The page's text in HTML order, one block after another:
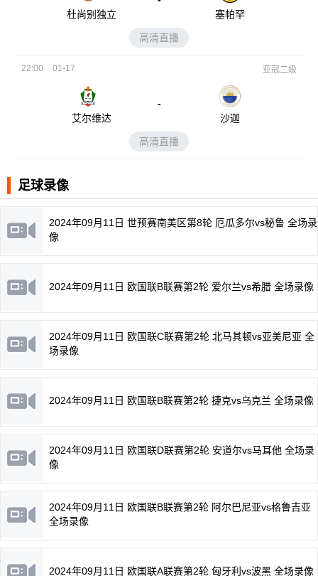
杜尚别独立
塞帕罕
高清直播
22:00 01-17 亚冠二级
艾尔维达
-
沙迦
高清直播
足球录像
2024年09月11日 世预赛南美区第8轮 厄瓜多尔vs秘鲁 全场录
像
2024年09月11日 欧国联B联赛第2轮 爱尔兰vs希腊 全场录像
2024年09月11日 欧国联C联赛第2轮 北马其顿vs亚美尼亚 全
场录像
2024年09月11日 欧国联B联赛第2轮 捷克vs乌克兰 全场录像
2024年09月11日 欧国联D联赛第2轮 安道尔vs马耳他 全场录
像
2024年09月11日 欧国联B联赛第2轮 阿尔巴尼亚vs格鲁吉亚
全场录像
2024年09月11日 欧国联A联赛第2轮 匈牙利vs波黑 全场录像